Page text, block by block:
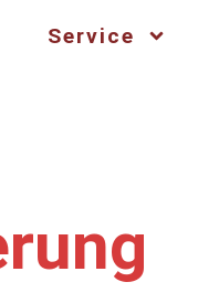
Service